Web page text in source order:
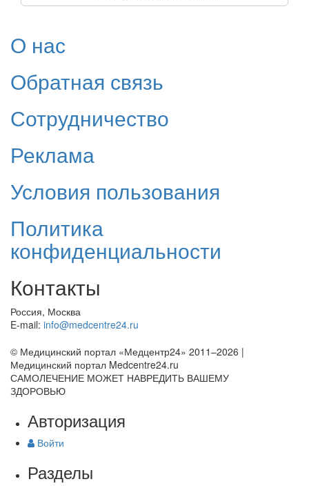
О нас
Обратная связь
Сотрудничество
Реклама
Условия пользования
Политика
конфиденциальности
Контакты
Россия, Москва
E-mail: info@medcentre24.ru
© Медицинский портал «Медцентр24» 2011–2026 |
Медицинский портал Medcentre24.ru
САМОЛЕЧЕНИЕ МОЖЕТ НАВРЕДИТЬ ВАШЕМУ
ЗДОРОВЬЮ
Авторизация
Войти
Разделы